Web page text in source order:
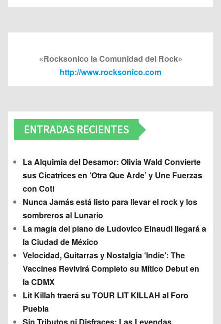
«Rocksonico la Comunidad del Rock»
http://www.rocksonico.com
ENTRADAS RECIENTES
La Alquimia del Desamor: Olivia Wald Convierte
sus Cicatrices en ‘Otra Que Arde’ y Une Fuerzas
con Coti
Nunca Jamás está listo para llevar el rock y los
sombreros al Lunario
La magia del piano de Ludovico Einaudi llegará a
la Ciudad de México
Velocidad, Guitarras y Nostalgia ‘Indie’: The
Vaccines Revivirá Completo su Mítico Debut en
la CDMX
Lit Killah traerá su TOUR LIT KILLAH al Foro
Puebla